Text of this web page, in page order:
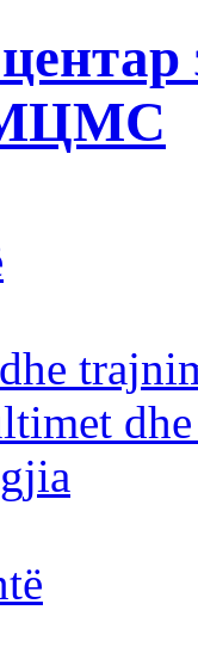
МЦМС